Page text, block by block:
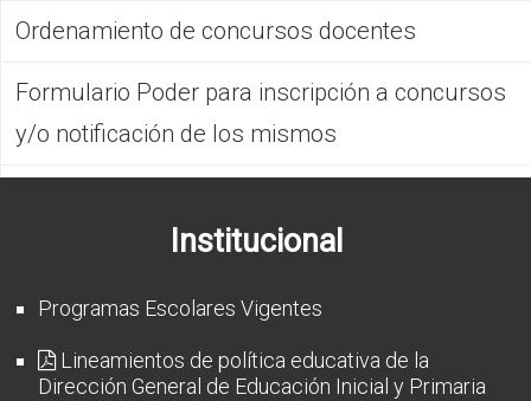
Ordenamiento de concursos docentes
Formulario Poder para inscripción a concursos
y/o notificación de los mismos
Institucional
Programas Escolares Vigentes
Lineamientos de política educativa de la
Dirección General de Educación Inicial y Primaria